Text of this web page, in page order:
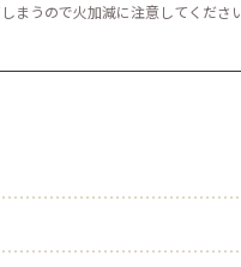
まうので火加減に注意してください